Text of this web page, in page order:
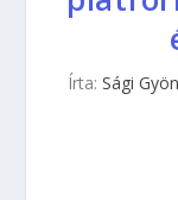
Írta: Sági